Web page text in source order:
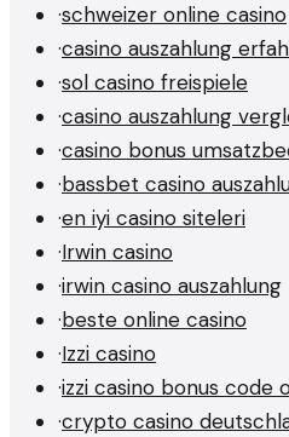
·schweizer online casino
·casino auszahlung
·sol casino freispiele
·casino auszahlung
·casino bonus
·bassbet casino
·en iyi casino siteleri
·Irwin casino
·irwin casino auszahlung
·beste online casino
·Izzi casino
·izzi casino bonus code
·crypto casino